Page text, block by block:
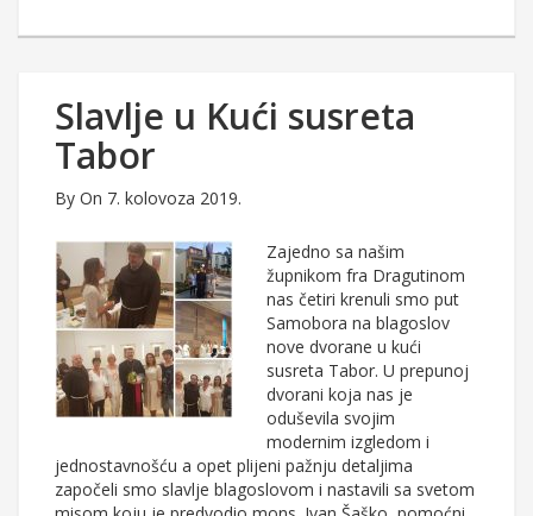
Slavlje u Kući susreta
Tabor
By On 7. kolovoza 2019.
Zajedno sa našim
župnikom fra Dragutinom
nas četiri krenuli smo put
Samobora na blagoslov
nove dvorane u kući
susreta Tabor. U prepunoj
dvorani koja nas je
oduševila svojim
modernim izgledom i
jednostavnošću a opet plijeni pažnju detaljima
započeli smo slavlje blagoslovom i nastavili sa svetom